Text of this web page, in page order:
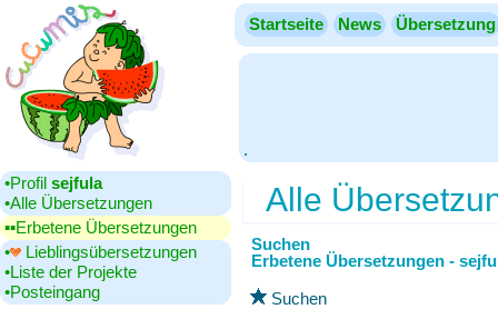
Startseite News Übersetzung
.
•‎Profil sejfula
•‎Alle Übersetzungen
▪▪‎Erbetene Übersetzungen
•‎
Lieblingsübersetzungen
•‎Liste der Projekte
•‎Posteingang
Alle
Suchen
Erbetene Übersetzungen -
Suchen